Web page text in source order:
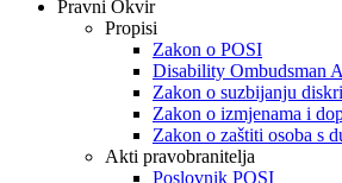
Pravni Okvir
Propisi
Zakon o POSI
Disability Ombudsman
Zakon o suzbijanju
Zakon o izmjenama i
Zakon o zaštiti osoba s
Akti pravobranitelja
Poslovnik POSI